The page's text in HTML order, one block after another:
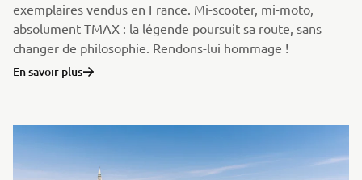
exemplaires vendus en France. Mi-scooter, mi-moto,
absolument TMAX : la légende poursuit sa route, sans
changer de philosophie. Rendons-lui hommage !
En savoir plus